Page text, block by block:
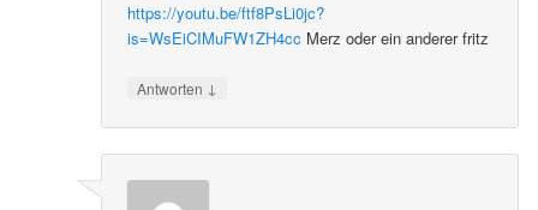
https://youtu.be/ftf8PsLi0jc?
is=WsEiCIMuFW1ZH4cc Merz oder ein anderer fritz
Antworten ↓